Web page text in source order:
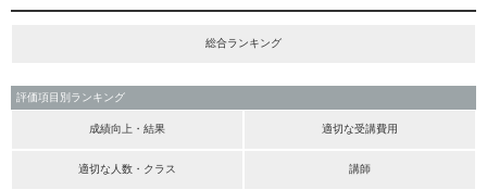
総合ランキング
評価項目別ランキング
成績向上・結果 適切な受講費用
適切な人数・クラス 講師